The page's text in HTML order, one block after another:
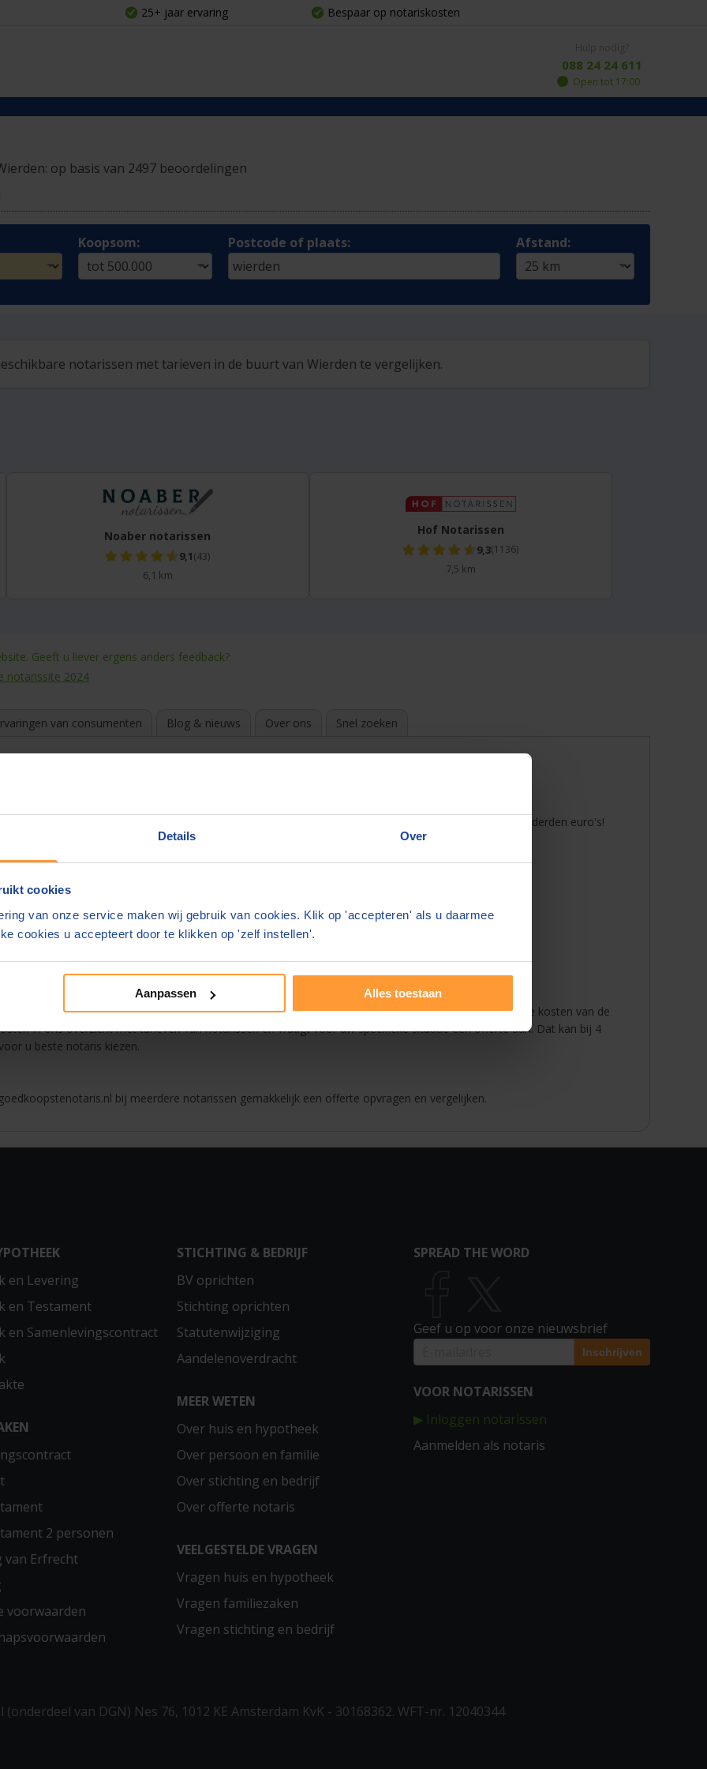
Details Over
cookies
van onze service maken wij gebruik van cookies. Klik op 'accepteren' als u daarmee
cookies u accepteert door te klikken op 'zelf instellen'.
Aanpassen Alles toestaan
25+ jaar ervaring Bespaar op notariskosten
088 24 24 611
Open tot 17:00
op basis van 2497 beoordelingen
Koopsom: Postcode of plaats: Afstand:
notarissen met tarieven in de buurt van Wierden te vergelijken.
Noaber notarissen
9,1(43)
6,1 km
Hof Notarissen
9,3(1136)
7,5 km
Geeft u liever ergens anders feedback?
notarissite 2024
de beste en goedkoopste notaris. Door te vergelijken en gratis offertes aan te vragen bespaart u honderden euro's!
in uw mail.
overzicht
notaris mag zelf zijn tarieven bepalen. Deze kunnen enorm verschillen. Daarom is het verstandig de kosten van de
in ons overzicht met tarieven van notarissen en vraagt voor uw specifieke situatie een offerte aan. Dat kan bij 4
u beste notaris kiezen.
bij meerdere notarissen gemakkelijk een offerte opvragen en vergelijken.
van consumenten Blog & nieuws Over ons Snel zoeken
en Levering
en Testament
en Samenlevingscontract
2 personen
van Erfrecht
voorwaarden
STICHTING & BEDRIJF
BV oprichten
Stichting oprichten
Statutenwijziging
Aandelenoverdracht
MEER WETEN
Over huis en hypotheek
Over persoon en familie
Over stichting en bedrijf
Over offerte notaris
VEELGESTELDE VRAGEN
Vragen huis en hypotheek
Vragen familiezaken
Vragen stichting en bedrijf
SPREAD THE WORD
Geef u op voor onze nieuwsbrief
VOOR NOTARISSEN
▶ Inloggen notarissen
Aanmelden als notaris
van DGN) Nes 76, 1012 KE Amsterdam KvK - 30168362. WFT-nr. 12040344